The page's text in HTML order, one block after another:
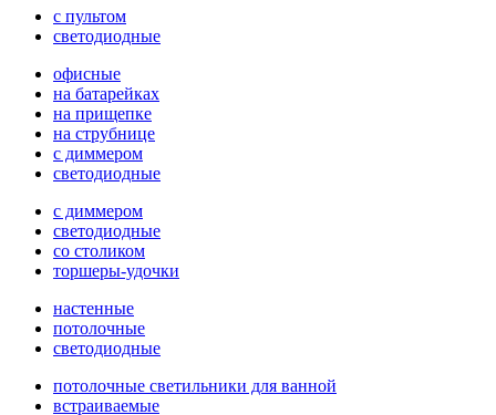
с пультом
светодиодные
офисные
на батарейках
на прищепке
на струбнице
с диммером
светодиодные
с диммером
светодиодные
со столиком
торшеры-удочки
настенные
потолочные
светодиодные
потолочные светильники для ванной
встраиваемые